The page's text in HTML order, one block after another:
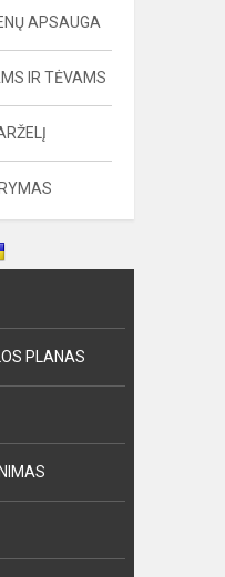
APSAUGA
IR TĖVAMS
PLANAS